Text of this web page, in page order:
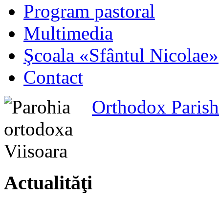
Program pastoral
Multimedia
Şcoala «Sfântul Nicolae»
Contact
Orthodox
Actualităţi